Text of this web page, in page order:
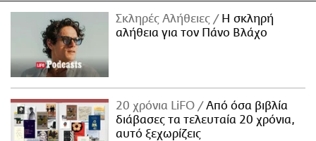
Σκληρές Αλήθειες
H σκληρή
αλήθεια για τον Πάνο Βλάχο
20 χρόνια LiFO
Από όσα βιβλία
διάβασες τα τελευταία 20 χρόνια,
αυτό ξεχωρίζεις